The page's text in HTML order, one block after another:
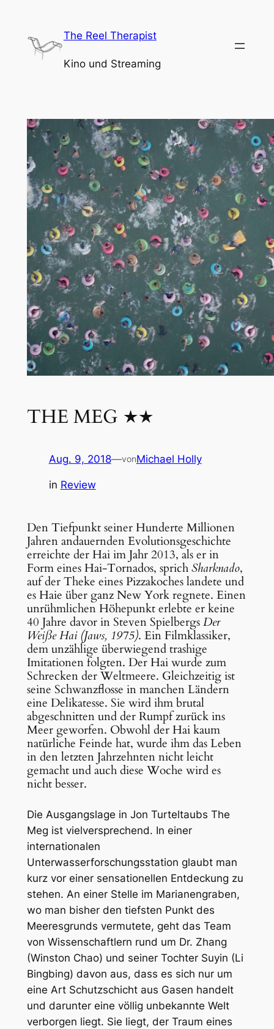
springen
The Reel Therapist
Kino und Streaming
THE MEG ★★
Aug. 9, 2018—vonMichael Holly
in Review
Den Tiefpunkt seiner Hunderte Millionen
Jahren andauernden Evolutionsgeschichte
erreichte der Hai im Jahr 2013, als er in
Form eines Hai-Tornados, sprich Sharknado,
auf der Theke eines Pizzakoches landete und
es Haie über ganz New York regnete. Einen
unrühmlichen Höhepunkt erlebte er keine
40 Jahre davor in Steven Spielbergs Der
Weiße Hai (Jaws, 1975). Ein Filmklassiker,
dem unzählige überwiegend trashige
Imitationen folgten. Der Hai wurde zum
Schrecken der Weltmeere. Gleichzeitig ist
seine Schwanzflosse in manchen Ländern
eine Delikatesse. Sie wird ihm brutal
abgeschnitten und der Rumpf zurück ins
Meer geworfen. Obwohl der Hai kaum
natürliche Feinde hat, wurde ihm das Leben
in den letzten Jahrzehnten nicht leicht
gemacht und auch diese Woche wird es
nicht besser.
Die Ausgangslage in Jon Turteltaubs The
Meg ist vielversprechend. In einer
internationalen
Unterwasserforschungsstation glaubt man
kurz vor einer sensationellen Entdeckung zu
stehen. An einer Stelle im Marianengraben,
wo man bisher den tiefsten Punkt des
Meeresgrunds vermutete, geht das Team
von Wissenschaftlern rund um Dr. Zhang
(Winston Chao) und seiner Tochter Suyin (Li
Bingbing) davon aus, dass es sich nur um
eine Art Schutzschicht aus Gasen handelt
und darunter eine völlig unbekannte Welt
verborgen liegt. Sie liegt, der Traum eines